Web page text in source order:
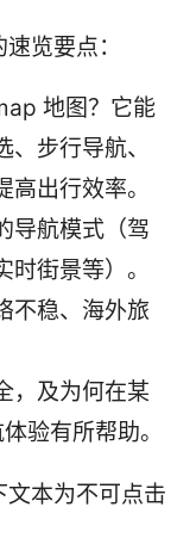
览要点：
地图？它能
步行导航、
出行效率。
导航模式（驾
街景等）。
不稳、海外旅
，及为何在某
验有所帮助。
文本为不可点击